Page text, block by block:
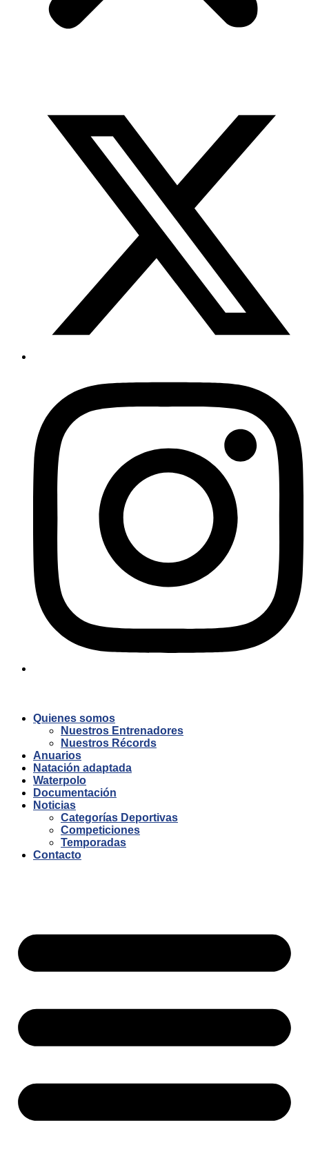
Quienes somos
Nuestros Entrenadores
Nuestros Récords
Anuarios
Natación adaptada
Waterpolo
Documentación
Noticias
Categorías Deportivas
Competiciones
Temporadas
Contacto